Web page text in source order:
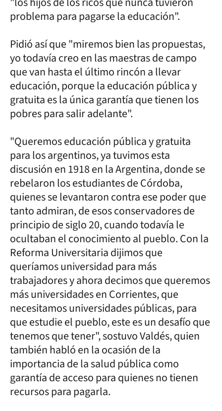
problema para pagarse la educación".
Pidió así que "miremos bien las propuestas,
yo todavía creo en las maestras de campo
que van hasta el último rincón a llevar
educación, porque la educación pública y
gratuita es la única garantía que tienen los
pobres para salir adelante".
"Queremos educación pública y gratuita
para los argentinos, ya tuvimos esta
discusión en 1918 en la Argentina, donde se
rebelaron los estudiantes de Córdoba,
quienes se levantaron contra ese poder que
tanto admiran, de esos conservadores de
principio de siglo 20, cuando todavía le
ocultaban el conocimiento al pueblo. Con la
Reforma Universitaria dijimos que
queríamos universidad para más
trabajadores y ahora decimos que queremos
más universidades en Corrientes, que
necesitamos universidades públicas, para
que estudie el pueblo, este es un desafío que
tenemos que tener", sostuvo Valdés, quien
también habló en la ocasión de la
importancia de la salud pública como
garantía de acceso para quienes no tienen
recursos para pagarla.